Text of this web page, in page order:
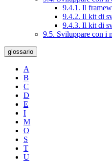
9.4.1. Il
9.4.2. Il kit di
9.4.3. Il kit di
9.5. Sviluppare con i
glossario
A
B
C
D
E
I
M
O
S
T
U